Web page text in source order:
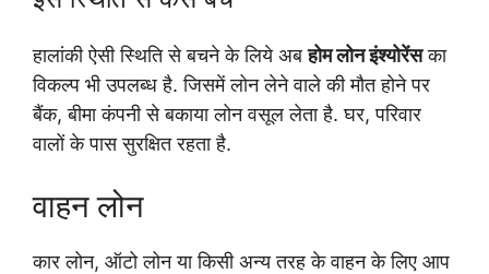
हालांकी ऐसी स्थिति से बचने के लिये अबहोम लोन इंश्योरेंसका
विकल्प भी उपलब्ध है. जिसमें लोन लेने वाले की मौत होने पर
बैंक, बीमा कंपनी से बकाया लोन वसूल लेता है. घर, परिवार
वालों के पास सुरक्षित रहता है.
वाहन लोन
कार लोन, ऑटो लोन या किसी अन्य तरह के वाहन के लिए आप